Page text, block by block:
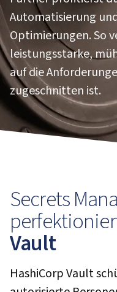
Automatisierung
Optimierungen. So
leistungsstarke,
auf die
zugeschnitten ist.
Secrets
Vault
HashiCorp Vault